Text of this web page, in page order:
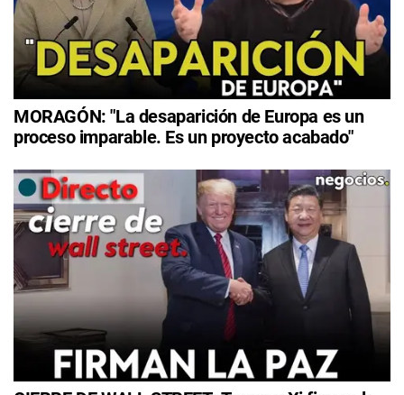
MORAGÓN: "La desaparición de Europa es un
proceso imparable. Es un proyecto acabado"